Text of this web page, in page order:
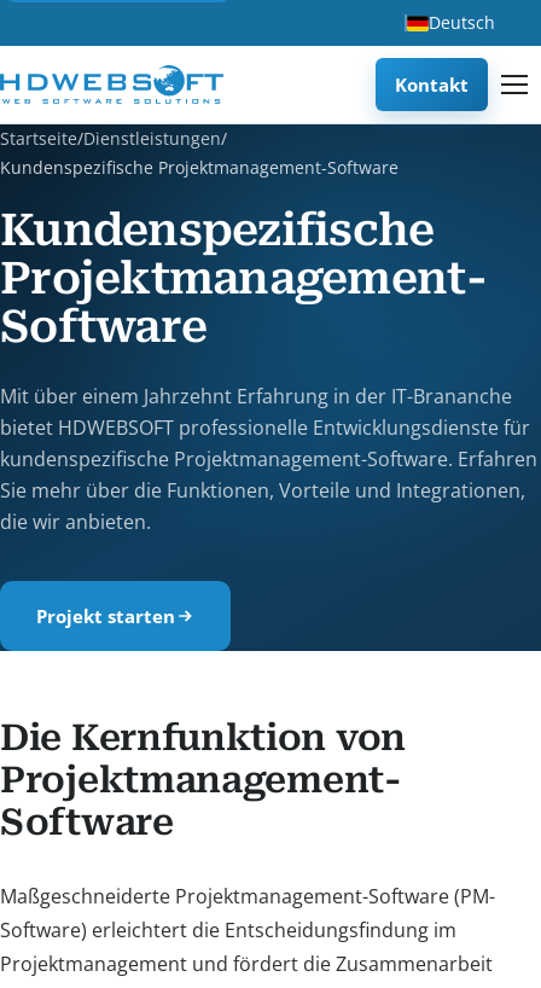
Deutsch
Kontakt
Startseite/Dienstleistungen/
Kundenspezifische Projektmanagement-Software
Kundenspezifische
Projektmanagement-
Software
Mit über einem Jahrzehnt Erfahrung in der IT-Brananche
bietet HDWEBSOFT professionelle Entwicklungsdienste für
kundenspezifische Projektmanagement-Software. Erfahren
Sie mehr über die Funktionen, Vorteile und Integrationen,
die wir anbieten.
Projekt starten
Die Kernfunktion von
Projektmanagement-
Software
Maßgeschneiderte Projektmanagement-Software (PM-
Software) erleichtert die Entscheidungsfindung im
Projektmanagement und fördert die Zusammenarbeit